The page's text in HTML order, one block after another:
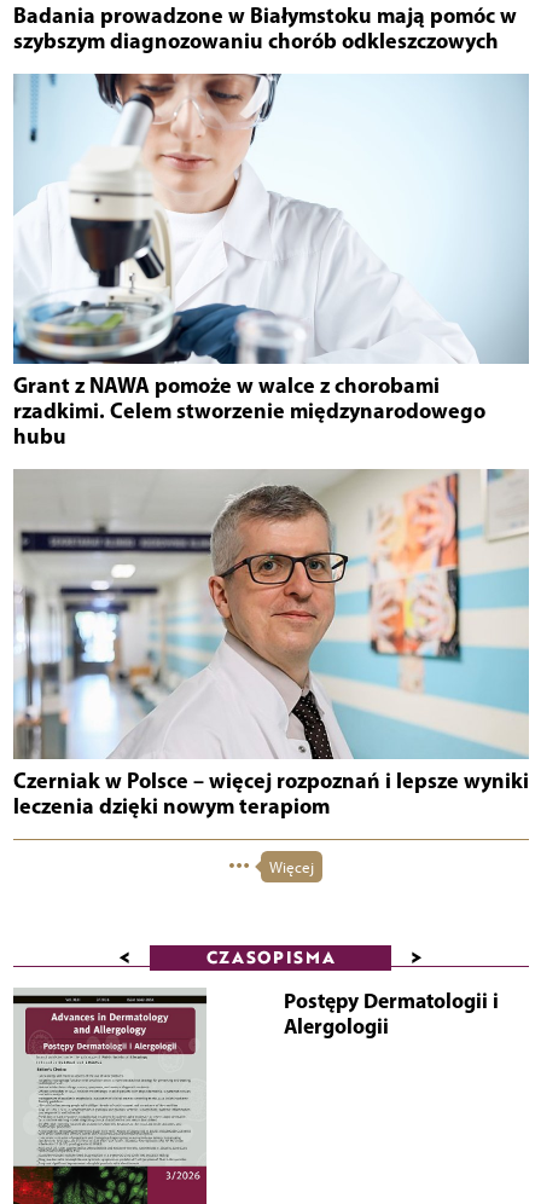
Badania prowadzone w Białymstoku mają pomóc w
szybszym diagnozowaniu chorób odkleszczowych
Grant z NAWA pomoże w walce z chorobami
rzadkimi. Celem stworzenie międzynarodowego
hubu
Czerniak w Polsce – więcej rozpoznań i lepsze wyniki
leczenia dzięki nowym terapiom
Więcej
< CZASOPISMA >
Postępy Dermatologii i
Alergologii